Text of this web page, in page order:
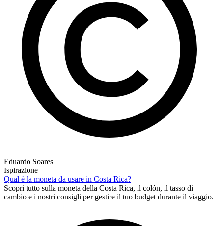
Eduardo Soares
Ispirazione
Qual è la moneta da usare in Costa Rica?
Scopri tutto sulla moneta della Costa Rica, il colón, il tasso di
cambio e i nostri consigli per gestire il tuo budget durante il viaggio.